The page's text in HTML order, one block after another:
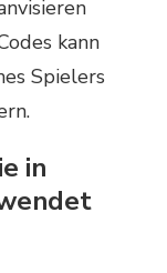
kann
Spielers
in